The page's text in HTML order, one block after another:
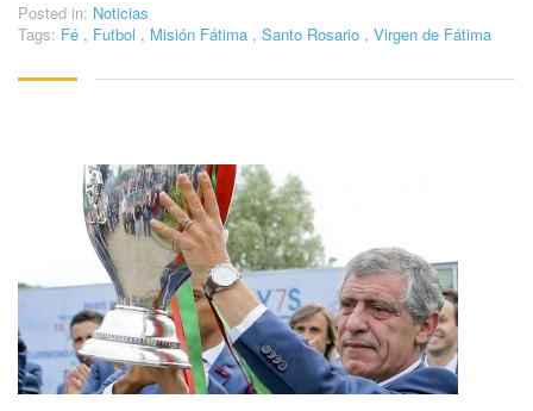
Posted in: Noticias
Tags: Fé , Futbol , Misión Fátima , Santo Rosario , Virgen de Fátima